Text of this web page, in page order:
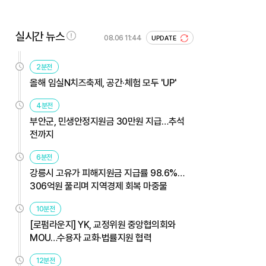
실시간 뉴스 08.06 11:44 UPDATE
2분전
올해 임실N치즈축제, 공간·체험 모두 'UP'
4분전
부안군, 민생안정지원금 30만원 지급…추석
전까지
6분전
강릉시 고유가 피해지원금 지급률 98.6%…
306억원 풀리며 지역경제 회복 마중물
10분전
[로펌라운지] YK, 교정위원 중앙협의회와
MOU…수용자 교화·법률지원 협력
12분전